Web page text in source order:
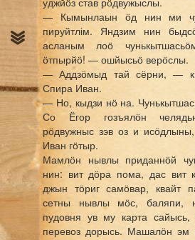
— Кымынлаын ӧд нин ми
пируйтлім. Яндзим нин
асланым лоӧ
ӧтпырйӧ! — ошйысьӧ верӧслы.
— Аддзӧмыд тай сёрни, —
Спира Иван.
— Но, кыдзи нӧ на.
Со Ёгор гозъялӧн
рӧдвужныс зэв оз и
Иван гӧтыр.
Мамлӧн нывлы приданнӧй
нин: вит дӧра пома, дас вит
джын тӧриг самӧвар, квайт
сетны нывлы мӧс, баляпи,
пудовня ув му карта сайысь,
перевоз дорысь. Машалӧн эм